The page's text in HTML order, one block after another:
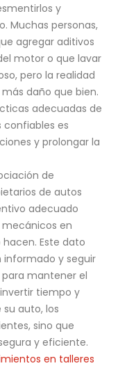
y
Muchas personas,
agregar aditivos
motor o que lavar
pero la realidad
daño que bien.
adecuadas de
es
y prolongar la
de
de autos
adecuado
en
Este dato
informado y seguir
mantener el
tiempo y
auto, los
sino que
y eficiente.
en talleres